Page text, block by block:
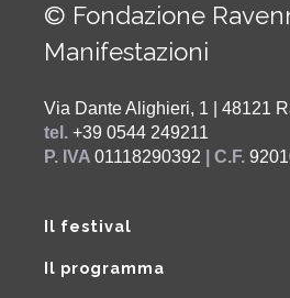
© Fondazione
Manifestazioni
Via Dante Alighieri, 1 | 48121
tel. +39 0544 249211
P. IVA 01118290392 | C.F.
Il festival
Il programma